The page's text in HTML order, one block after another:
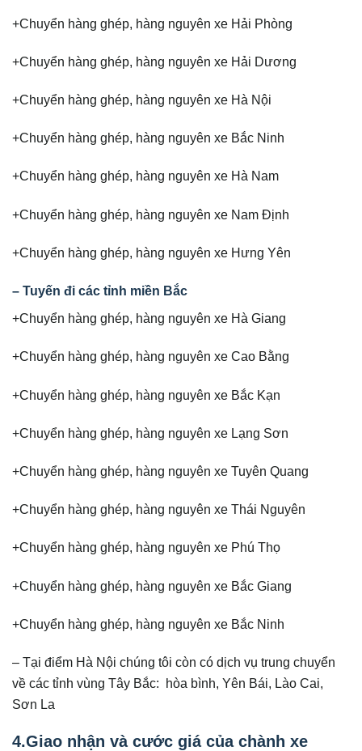
+Chuyển hàng ghép, hàng nguyên xe Hải Phòng
+Chuyển hàng ghép, hàng nguyên xe Hải Dương
+Chuyển hàng ghép, hàng nguyên xe Hà Nội
+Chuyển hàng ghép, hàng nguyên xe Bắc Ninh
+Chuyển hàng ghép, hàng nguyên xe Hà Nam
+Chuyển hàng ghép, hàng nguyên xe Nam Định
+Chuyển hàng ghép, hàng nguyên xe Hưng Yên
– Tuyến đi các tỉnh miền Bắc
+Chuyển hàng ghép, hàng nguyên xe Hà Giang
+Chuyển hàng ghép, hàng nguyên xe Cao Bằng
+Chuyển hàng ghép, hàng nguyên xe Bắc Kạn
+Chuyển hàng ghép, hàng nguyên xe Lạng Sơn
+Chuyển hàng ghép, hàng nguyên xe Tuyên Quang
+Chuyển hàng ghép, hàng nguyên xe Thái Nguyên
+Chuyển hàng ghép, hàng nguyên xe Phú Thọ
+Chuyển hàng ghép, hàng nguyên xe Bắc Giang
+Chuyển hàng ghép, hàng nguyên xe Bắc Ninh
– Tại điểm Hà Nội chúng tôi còn có dịch vụ trung chuyển
về các tỉnh vùng Tây Bắc: hòa bình, Yên Bái, Lào Cai,
Sơn La
4.Giao nhận và cước giá của chành xe